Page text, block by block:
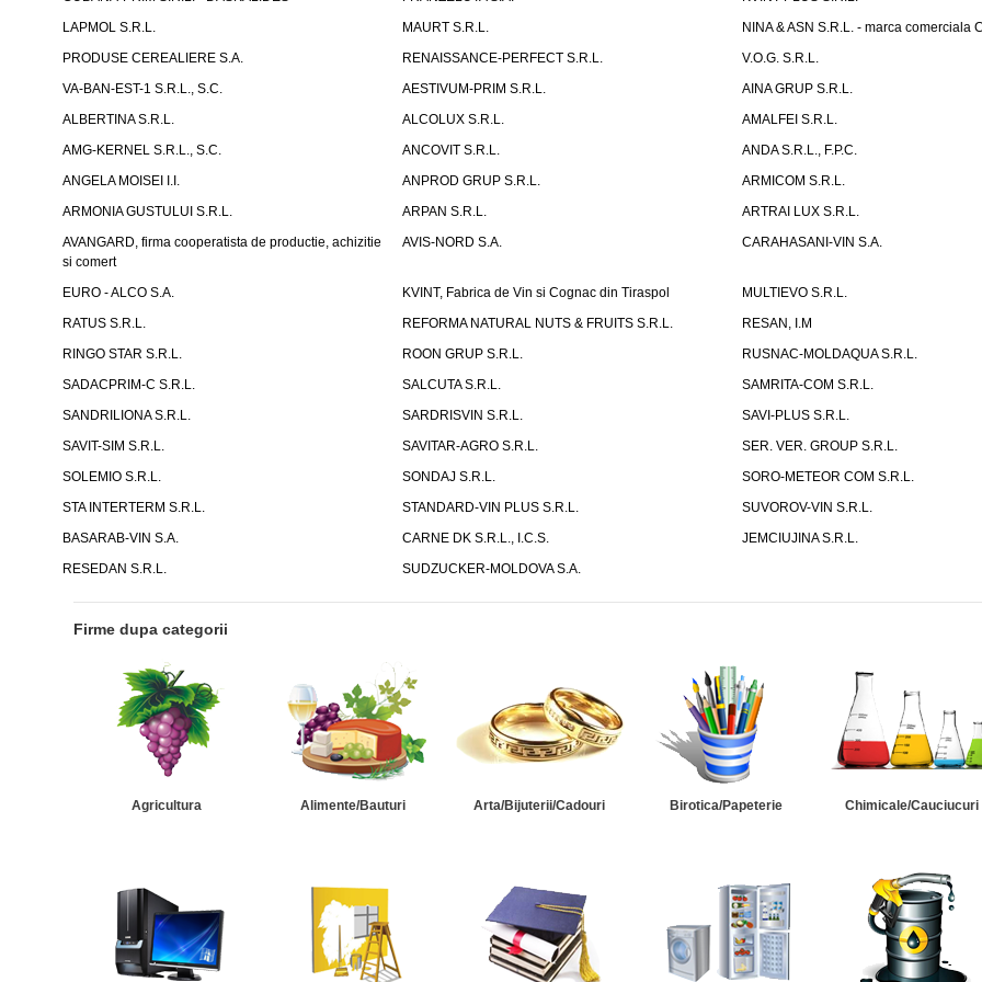
LAPMOL S.R.L.
MAURT S.R.L.
NINA & ASN S.R.L. - marca comerciala
PRODUSE CEREALIERE S.A.
RENAISSANCE-PERFECT S.R.L.
V.O.G. S.R.L.
VA-BAN-EST-1 S.R.L., S.C.
AESTIVUM-PRIM S.R.L.
AINA GRUP S.R.L.
ALBERTINA S.R.L.
ALCOLUX S.R.L.
AMALFEI S.R.L.
AMG-KERNEL S.R.L., S.C.
ANCOVIT S.R.L.
ANDA S.R.L., F.P.C.
ANGELA MOISEI I.I.
ANPROD GRUP S.R.L.
ARMICOM S.R.L.
ARMONIA GUSTULUI S.R.L.
ARPAN S.R.L.
ARTRAI LUX S.R.L.
AVANGARD, firma cooperatista de productie, achizitie
si comert
AVIS-NORD S.A. CARAHASANI-VIN S.A.
EURO - ALCO S.A. KVINT, Fabrica de Vin si Cognac din Tiraspol
MULTIEVO S.R.L.
RATUS S.R.L.
REFORMA NATURAL NUTS & FRUITS S.R.L.
RESAN, I.M
RINGO STAR S.R.L.
ROON GRUP S.R.L.
RUSNAC-MOLDAQUA S.R.L.
SADACPRIM-C S.R.L.
SALCUTA S.R.L.
SAMRITA-COM S.R.L.
SANDRILIONA S.R.L.
SARDRISVIN S.R.L.
SAVI-PLUS S.R.L.
SAVIT-SIM S.R.L.
SAVITAR-AGRO S.R.L.
SER. VER. GROUP S.R.L.
SOLEMIO S.R.L.
SONDAJ S.R.L.
SORO-METEOR COM S.R.L.
STA INTERTERM S.R.L.
STANDARD-VIN PLUS S.R.L.
SUVOROV-VIN S.R.L.
BASARAB-VIN S.A.
CARNE DK S.R.L., I.C.S.
JEMCIUJINA S.R.L.
RESEDAN S.R.L.
SUDZUCKER-MOLDOVA S.A.
Firme dupa categorii
Agricultura Alimente/Bauturi Arta/Bijuterii/Cadouri Birotica/Papeterie Chimicale/Cauciucuri